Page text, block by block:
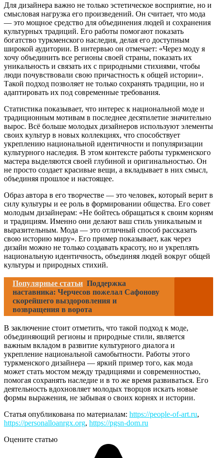
Для дизайнера важно не только эстетическое восприятие, но и
смысловая нагрузка его произведений. Он считает, что мода
— это мощное средство для объединения людей и сохранения
культурных традиций. Его работы помогают показать
богатство туркменского наследия, делая его доступным
широкой аудитории. В интервью он отмечает: «Через моду я
хочу объединить все регионы своей страны, показать их
уникальность и связать их с природными стихиями, чтобы
люди почувствовали свою причастность к общей истории».
Такой подход позволяет не только сохранять традиции, но и
адаптировать их под современные требования.
Статистика показывает, что интерес к национальной моде и
традиционным мотивам в последнее десятилетие значительно
вырос. Всё больше молодых дизайнеров используют элементы
своих культур в новых коллекциях, что способствует
укреплению национальной идентичности и популяризации
культурного наследия. В этом контексте работы туркменского
мастера выделяются своей глубиной и оригинальностью. Он
не просто создает красивые вещи, а вкладывает в них смысл,
объединяя прошлое и настоящее.
Образ автора в его творчестве — это человек, который верит в
силу культуры и ее роль в формировании общества. Его совет
молодым дизайнерам: «Не бойтесь обращаться к своим корням
и традициям. Именно они делают ваш стиль уникальным и
выразительным. Мода — это отличный способ рассказать
свою историю миру». Его пример показывает, как через
дизайн можно не только создавать красоту, но и укреплять
национальную идентичность, объединяя людей вокруг общей
культуры и природных стихий.
Популярные статьи Поддержка
наставника: Черчесов пожелал Сафонову
скорейшего выздоровления и
возвращения в ворота
В заключение стоит отметить, что такой подход к моде,
объединяющий регионы и природные стили, является
важным вкладом в развитие культурного диалога и
укрепление национальной самобытности. Работы этого
туркменского дизайнера — яркий пример того, как мода
может стать мостом между традициями и современностью,
помогая сохранять наследие и в то же время развиваться. Его
деятельность вдохновляет молодых творцов искать новые
формы выражения, не забывая о своих корнях и истории.
Статья опубликована по материалам: https://people-of-art.ru,
https://personalloanrgx.org, https://pgsn-dom.ru
Оцените статью